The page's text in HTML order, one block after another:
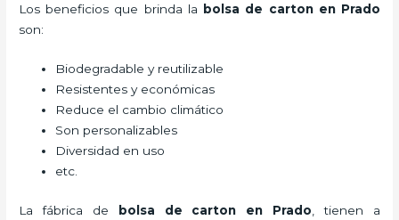
Los beneficios que brinda la bolsa de carton en Prado
son:
Biodegradable y reutilizable
Resistentes y económicas
Reduce el cambio climático
Son personalizables
Diversidad en uso
etc.
La fábrica de bolsa de carton en Prado , tienen a